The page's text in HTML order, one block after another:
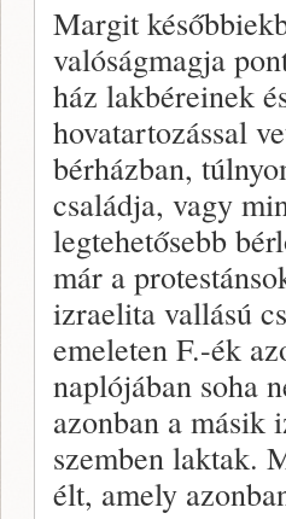
Margit
valóságmagja
ház lakbéreinek
hovatartozással
bérházban,
családja, vagy
legtehetősebb
már a
izraelita vallású
emeleten F.-ék
naplójában soha
azonban a
szemben laktak.
élt, amely